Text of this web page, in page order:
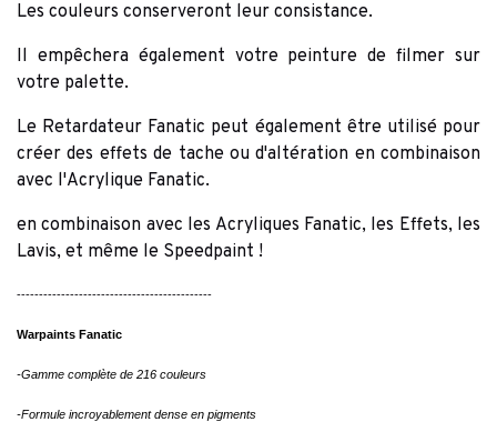
Les couleurs conserveront leur consistance.
Il empêchera également votre peinture de filmer sur
votre palette.
Le Retardateur Fanatic peut également être utilisé pour
créer des effets de tache ou d'altération en combinaison
avec l'Acrylique Fanatic.
en combinaison avec les Acryliques Fanatic, les Effets, les
Lavis, et même le Speedpaint !
--------------------------------------------
Warpaints Fanatic
-Gamme complète de 216 couleurs
-Formule incroyablement dense en pigments